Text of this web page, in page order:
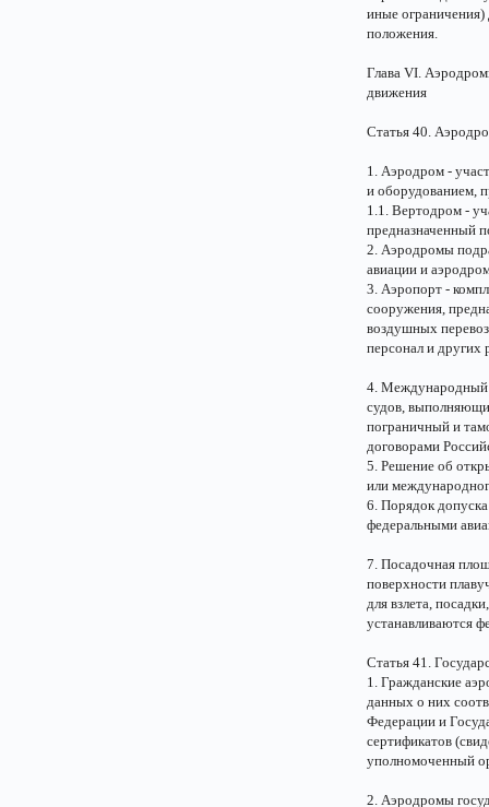
иные ограничения)
положения.
Глава VI.
движения
Статья 40.
1. Аэродром -
и оборудованием,
1.1. Вертодром -
предназначенный
2. Аэродромы
авиации и
3. Аэропорт -
сооружения,
воздушных
персонал и других
4. Международный
судов,
пограничный и
договорами
5. Решение об
или
6. Порядок
федеральными
7. Посадочная
поверхности
для взлета,
устанавливаются
Статья 41.
1. Гражданские
данных о них
Федерации и
сертификатов
уполномоченный
2. Аэродромы